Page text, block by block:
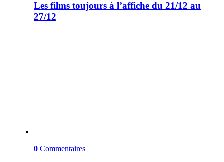
Les films toujours à l’affiche du 21/12 au
27/12
0 Commentaires